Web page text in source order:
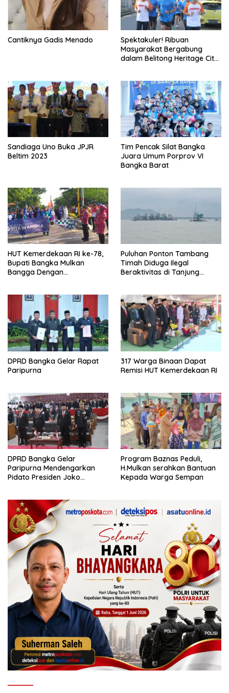
Cantiknya Gadis Menado
Spektakuler! Ribuan
Masyarakat Bergabung
dalam Belitong Heritage City
Sandiaga Uno Buka JPJR
Beltim 2023
Tim Pencak Silat Bangka
Juara Umum Porprov VI
Bangka Barat
HUT Kemerdekaan RI ke-78,
Bupati Bangka Mulkan
Bangga Dengan
Puluhan Ponton Tambang
Timah Diduga Ilegal
Beraktivitas di Tanjung
DPRD Bangka Gelar Rapat
Paripurna
317 Warga Binaan Dapat
Remisi HUT Kemerdekaan RI
DPRD Bangka Gelar
Paripurna Mendengarkan
Pidato Presiden Joko
Program Baznas Peduli,
H.Mulkan serahkan Bantuan
Kepada Warga Sempan